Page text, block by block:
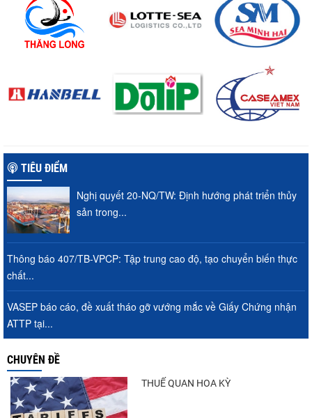
TIÊU ĐIỂM
Nghị quyết 20-NQ/TW: Định hướng phát triển thủy
sản trong...
Thông báo 407/TB-VPCP: Tập trung cao độ, tạo chuyển biến thực
chất...
VASEP báo cáo, đề xuất tháo gỡ vướng mắc về Giấy Chứng nhận
ATTP tại...
CHUYÊN ĐỀ
THUẾ QUAN HOA KỲ